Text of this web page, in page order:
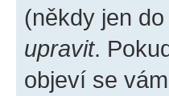
(někdy jen
upravit.
objeví se